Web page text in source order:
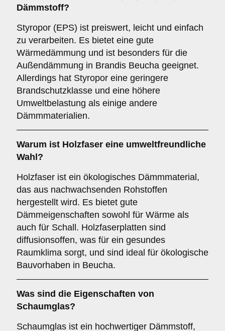
Dämmstoff?
Styropor (EPS) ist preiswert, leicht und einfach
zu verarbeiten. Es bietet eine gute
Wärmedämmung und ist besonders für die
Außendämmung in Brandis Beucha geeignet.
Allerdings hat Styropor eine geringere
Brandschutzklasse und eine höhere
Umweltbelastung als einige andere
Dämmmaterialien.
Warum ist Holzfaser eine umweltfreundliche
Wahl?
Holzfaser ist ein ökologisches Dämmmaterial,
das aus nachwachsenden Rohstoffen
hergestellt wird. Es bietet gute
Dämmeigenschaften sowohl für Wärme als
auch für Schall. Holzfaserplatten sind
diffusionsoffen, was für ein gesundes
Raumklima sorgt, und sind ideal für ökologische
Bauvorhaben in Beucha.
Was sind die Eigenschaften von
Schaumglas?
Schaumglas ist ein hochwertiger Dämmstoff,